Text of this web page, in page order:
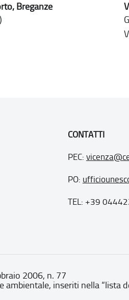
Breganze
CONTATTI
PEC:
PO:
TEL: +39
2006, n. 77
inseriti nella “lista